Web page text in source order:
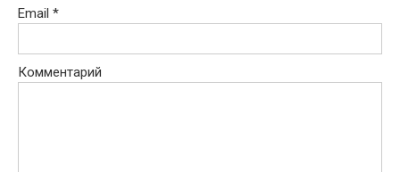
Email *
Комментарий